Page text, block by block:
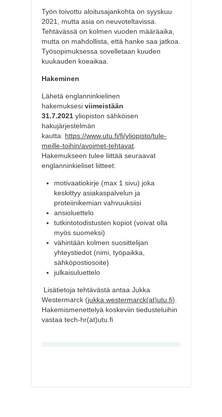
Työn toivottu aloitusajankohta on syyskuu
2021, mutta asia on neuvoteltavissa.
Tehtävässä on kolmen vuoden määräaika,
mutta on mahdollista, että hanke saa jatkoa.
Työsopimuksessa sovelletaan kuuden
kuukauden koeaikaa.
Hakeminen
Lähetä englanninkielinen
hakemuksesi viimeistään
31.7.2021 yliopiston sähköisen
hakujärjestelmän
kautta: https://www.utu.fi/fi/yliopisto/tule-
meille-toihin/avoimet-tehtavat
Hakemukseen tulee liittää seuraavat
englanninkieliset liitteet:
motivaatiokirje (max 1 sivu) joka
keskittyy asiakaspalvelun ja
proteiinikemian vahvuuksiisi
ansioluettelo
tutkintotodistusten kopiot (voivat olla
myös suomeksi)
vähintään kolmen suosittelijan
yhteystiedot (nimi, työpaikka,
sähköpostiosoite)
julkaisuluettelo
Lisätietoja tehtävästä antaa Jukka
Westermarck (jukka.westermarck(at)utu.fi).
Hakemismenettelyä koskeviin tiedusteluihin
vastaa tech-hr(at)utu.fi